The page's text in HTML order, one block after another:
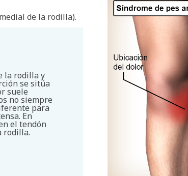
de la rodilla).
la rodilla y
se sitúa
suele
no siempre
para
En
el tendón
rodilla.